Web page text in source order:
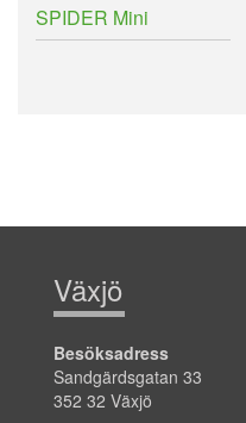
SPIDER Mini
Växjö
Besöksadress
Sandgärdsgatan 33
352 32 Växjö